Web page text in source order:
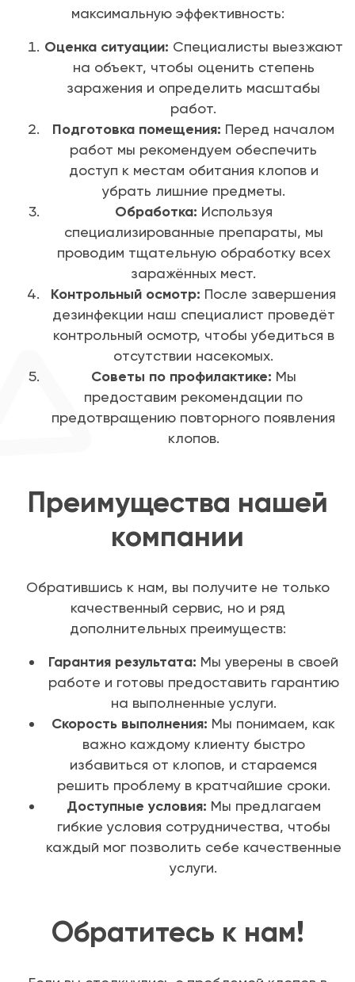
максимальную эффективность:
Оценка ситуации: Специалисты выезжают
на объект, чтобы оценить степень
заражения и определить масштабы
работ.
Подготовка помещения: Перед началом
работ мы рекомендуем обеспечить
доступ к местам обитания клопов и
убрать лишние предметы.
Обработка: Используя
специализированные препараты, мы
проводим тщательную обработку всех
заражённых мест.
Контрольный осмотр: После завершения
дезинфекции наш специалист проведёт
контрольный осмотр, чтобы убедиться в
отсутствии насекомых.
Советы по профилактике: Мы
предоставим рекомендации по
предотвращению повторного появления
клопов.
Преимущества нашей
компании
Обратившись к нам, вы получите не только
качественный сервис, но и ряд
дополнительных преимуществ:
Гарантия результата: Мы уверены в своей
работе и готовы предоставить гарантию
на выполненные услуги.
Скорость выполнения: Мы понимаем, как
важно каждому клиенту быстро
избавиться от клопов, и стараемся
решить проблему в кратчайшие сроки.
Доступные условия: Мы предлагаем
гибкие условия сотрудничества, чтобы
каждый мог позволить себе качественные
услуги.
Обратитесь к нам!